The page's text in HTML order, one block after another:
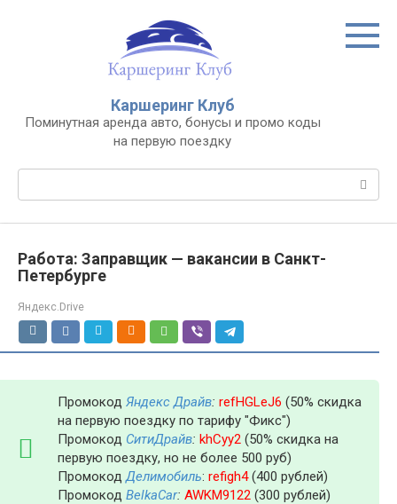
Каршеринг Клуб
Поминутная аренда авто, бонусы и промо коды
на первую поездку
Поиск:
Работа: Заправщик — вакансии в Санкт-
Петербурге
Яндекс.Drive
Промокод Яндекс Драйв: refHGLeJ6 (50% скидка
на первую поездку по тарифу "Фикс")
Промокод СитиДрайв: khCyy2 (50% скидка на
первую поездку, но не более 500 руб)
ПромокодДелимобиль: refigh4(400 рублей)
Промокод BelkaCar: AWKM9122 (300 рублей)